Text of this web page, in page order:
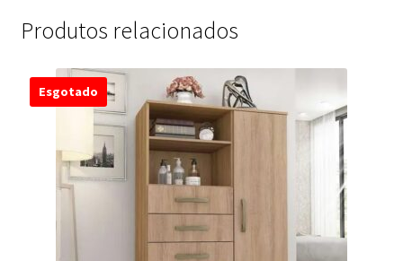
Produtos relacionados
Esgotado